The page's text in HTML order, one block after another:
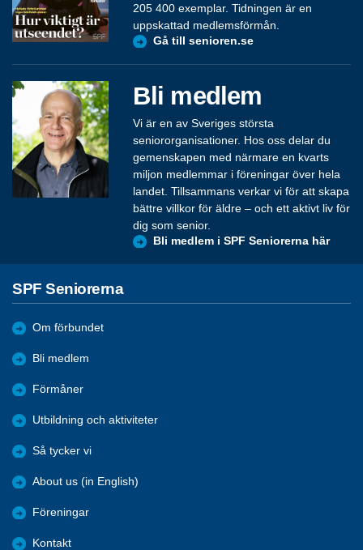
205 400 exemplar. Tidningen är en
uppskattad medlemsförmån.
Gå till senioren.se
Bli medlem
Vi är en av Sveriges största
seniororganisationer. Hos oss delar du
gemenskapen med närmare en kvarts
miljon medlemmar i föreningar över hela
landet. Tillsammans verkar vi för att skapa
bättre villkor för äldre – och ett aktivt liv för
dig som senior.
Bli medlem i SPF Seniorerna här
SPF Seniorerna
Om förbundet
Bli medlem
Förmåner
Utbildning och aktiviteter
Så tycker vi
About us (in English)
Föreningar
Kontakt